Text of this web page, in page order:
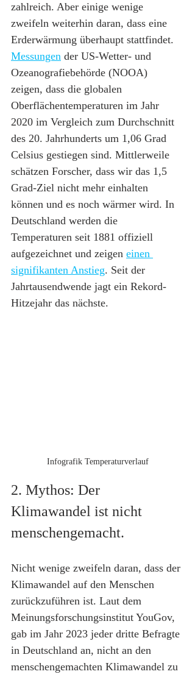
zahlreich. Aber einige wenige
zweifeln weiterhin daran, dass eine
Erderwärmung überhaupt stattfindet.
Messungen der US-Wetter- und
Ozeanografiebehörde (NOOA)
zeigen, dass die globalen
Oberflächentemperaturen im Jahr
2020 im Vergleich zum Durchschnitt
des 20. Jahrhunderts um 1,06 Grad
Celsius gestiegen sind. Mittlerweile
schätzen Forscher, dass wir das 1,5
Grad-Ziel nicht mehr einhalten
können und es noch wärmer wird. In
Deutschland werden die
Temperaturen seit 1881 offiziell
aufgezeichnet und zeigen einen
signifikanten Anstieg. Seit der
Jahrtausendwende jagt ein Rekord-
Hitzejahr das nächste.
Infografik Temperaturverlauf
2. Mythos: Der
Klimawandel ist nicht
menschengemacht.
Nicht wenige zweifeln daran, dass der
Klimawandel auf den Menschen
zurückzuführen ist. Laut dem
Meinungsforschungsinstitut YouGov,
gab im Jahr 2023 jeder dritte Befragte
in Deutschland an, nicht an den
menschengemachten Klimawandel zu